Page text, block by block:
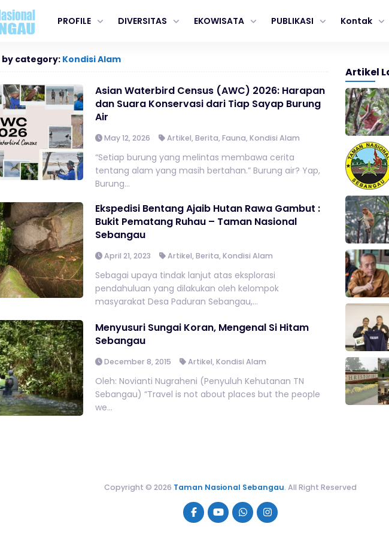
PROFILE DIVERSITAS EKOWISATA PUBLIKASI Kontak
by category: Kondisi Alam
Asian Waterbird Census (AWC) 2026: Harapan
dan Suara Konservasi dari Tiap Sayap Burung
Air
May 12, 2026 Artikel,Berita,Fauna,Kondisi Alam
“Setiap burung yang melintas membawa cerita
tentang alam yang masih bertahan.” Burung air? Yap,
Burung...
Ekspedisi Bentang Ajaib Hutan Rawa Gambut :
Bukit Pematang Ruhau – Taman Nasional
Sebangau
April 21, 2023 Artikel,Berita,Kondisi Alam
Sebagai upaya tindak lanjut atas eksplorasi
pendahuluan yang dilakukan oleh kelompok
masyarakat Desa Paduran Sebangau,...
Menyusuri Sungai Koran, Mengenal Si Hitam
Sebangau
December 8, 2015 Artikel,Kondisi Alam
Oleh: Novianti Nugraheni (Penyuluh Kehutanan TN
Sebangau) “Travel is not about places but the people
we...
Artikel
Copyright © 2026 Taman Nasional Sebangau. All Right Reserved